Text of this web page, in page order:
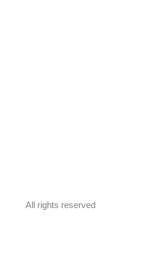
All rights reserved